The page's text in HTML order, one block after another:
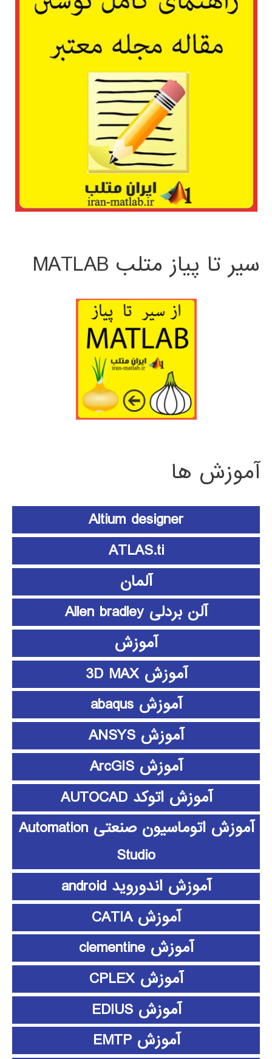
سیر تا پیاز متلب MATLAB
آموزش ها
Altium designer
ATLAS.ti
آلمان
آلن بردلی Allen bradley
آموزش
آموزش 3D MAX
آموزش abaqus
آموزش ANSYS
آموزش ArcGIS
آموزش اتوکد AUTOCAD
آموزش اتوماسیون صنعتی Automation
Studio
آموزش اندوروید android
آموزش CATIA
آموزش clementine
آموزش CPLEX
آموزش EDIUS
آموزش EMTP